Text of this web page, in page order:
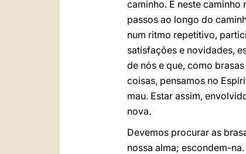
caminho. E neste caminho
passos ao longo do
num ritmo repetitivo,
satisfações e novidades,
de nós e que, como
coisas, pensamos no
mau. Estar assim,
nova.
Devemos procurar as
nossa alma; escondem-